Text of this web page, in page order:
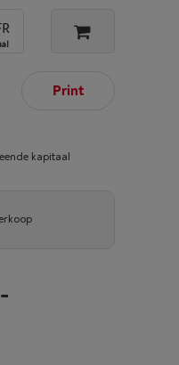
Print
kapitaal